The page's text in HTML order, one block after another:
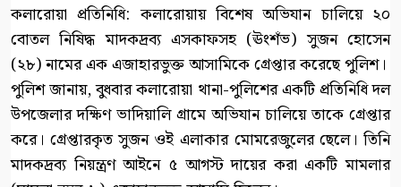
কলারোয়া প্রতিনিধি: কলারোয়ায় বিশেষ অভিযান চালিয়ে ২০
বোতল নিষিদ্ধ মাদকদ্রব্য এসকাফসহ (ঊংশঁভ) সুজন হোসেন
(২৮) নামের এক এজাহারভুক্ত আসামিকে গ্রেপ্তার করেছে পুলিশ।
পুলিশ জানায়, বুধবার কলারোয়া থানা-পুলিশের একটি প্রতিনিধি দল
উপজেলার দক্ষিণ ভাদিয়ালি গ্রামে অভিযান চালিয়ে তাকে গ্রেপ্তার
করে। গ্রেপ্তারকৃত সুজন ওই এলাকার মোমরেজুলের ছেলে। তিনি
মাদকদ্রব্য নিয়ন্ত্রণ আইনে ৫ আগস্ট দায়ের করা একটি মামলার